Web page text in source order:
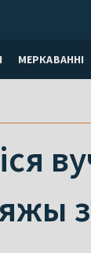
МЕРКАВАННI